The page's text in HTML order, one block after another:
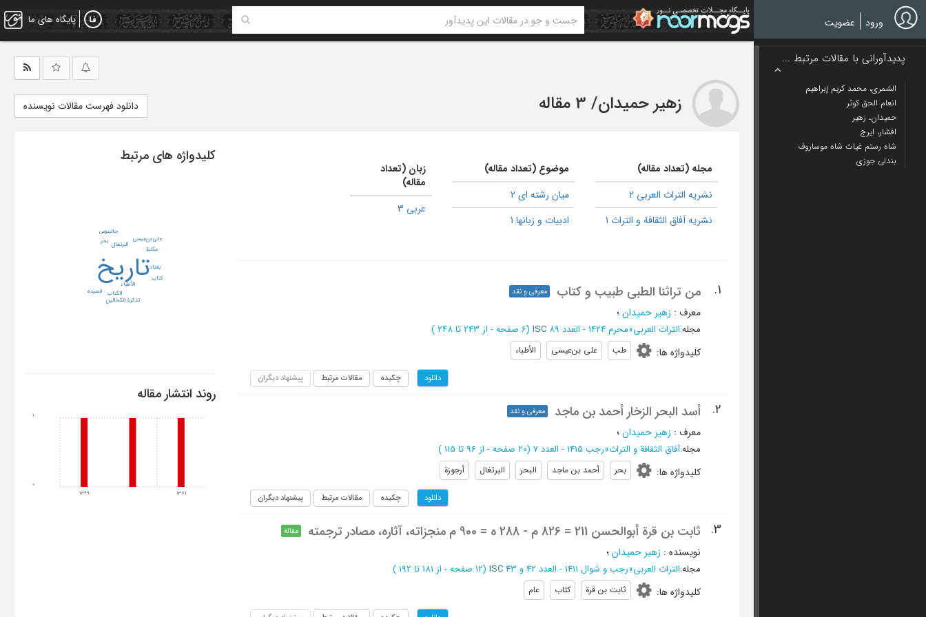
Skip
to
main
پایگاه های ما ورود عضویت
پدیدآورانی با مقالات مرتبط ...
الشمری، محمد کریم إبراهیم
انعام الحق کوثر
حمیدان، زهیر
افشار، ایرج
شاه رستم غیاث شاه موساروف
بندلی جوزی
زهیر حمیدان/ 3 مقاله دانلود فهرست مقالات نویسنده
مجله (تعداد مقاله)
نشریه التراث العربی 2
نشریه آفاق الثقافة و التراث 1
موضوع (تعداد مقاله)
میان رشته ای 2
ادبیات و زبانها 1
زبان (تعداد
مقاله)
عربی 3
1. من تراثنا الطبی طبیب و کتاب معرفی و نقد
معرف : زهیر حمیدان؛
مجله:التراث العربی»محرم 1424 - العدد 89 ISC (‎6 صفحه - از 243 تا 248 )
کلیدواژه ها: طب علی بن‌عیسی الأطباء
دانلود چکیده مقالات مرتبط پیشنهاد دیگران
2. أسد البحر الزخار أحمد بن ماجد معرفی و نقد
معرف : زهیر حمیدان؛
مجله:آفاق الثقافة و التراث»رجب 1415 - العدد 7 (‎20 صفحه - از 96 تا 115 )
کلیدواژه ها: بحر أحمد بن ماجد البحر البرتغال أرجوزة
دانلود چکیده مقالات مرتبط پیشنهاد دیگران
3. ثابت بن قرة أبوالحسن 211 = 826 م - 288 ه = 900 م منجزاته، آثاره، مصادر ترجمته مقاله
نویسنده : زهیر حمیدان؛
مجله:التراث العربی»رجب و شوال 1411 - العدد 42 و 43 ISC (‎12 صفحه - از 181 تا 192 )
کلیدواژه ها: ثابت بن قرة کتاب عام
کلیدواژه های مرتبط
تاریخ
الأطباء
البرتغال
الکتاب
بحر
بغداد
تذکرۀ الکحالین
جالینوس
علی بن‌عیسی
قصیده
مکتبة
کتاب
روند انتشار مقاله
1369 1381
0
1